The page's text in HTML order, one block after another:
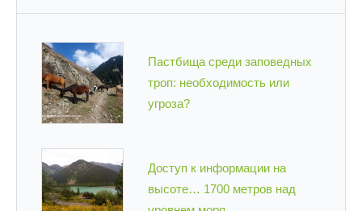
Пастбища среди заповедных
троп: необходимость или
угроза?
Доступ к информации на
высоте… 1700 метров над